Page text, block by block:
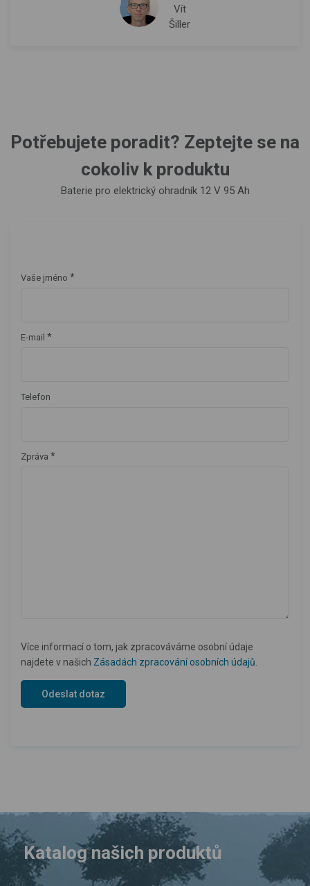
Vít
Šiller
Potřebujete poradit? Zeptejte se na
cokoliv k produktu
Baterie pro elektrický ohradník 12 V 95 Ah
Vaše jméno *
E-mail *
Telefon
Zpráva *
Více informací o tom, jak zpracováváme osobní údaje
najdete v našich Zásadách zpracování osobních údajů
Katalog našich produktů